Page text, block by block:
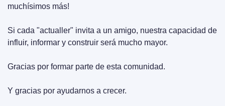
muchísimos más!
Si cada "actualler" invita a un amigo, nuestra capacidad de
influir, informar y construir será mucho mayor.
Gracias por formar parte de esta comunidad.
Y gracias por ayudarnos a crecer.